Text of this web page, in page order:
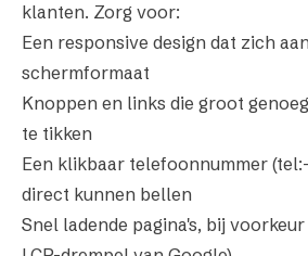
klanten. Zorg voor:
Een responsive design dat zich
schermformaat
Knoppen en links die groot
te tikken
Een klikbaar telefoonnummer
direct kunnen bellen
Snel ladende pagina's, bij